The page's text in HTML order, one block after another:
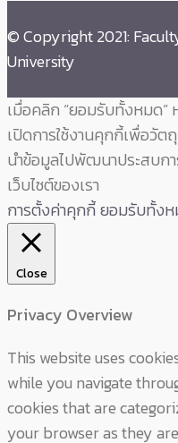
© Copyright 2021:
University
เมื่อคลิก “ยอมรับทั้งหมด”
เปิดการใช้งานคุกกี้เพื่อวัตถุ
นำข้อมูลไปพัฒนาประสบก
เว็บไซต์ของเรา
การตั้งค่าคุกกี้ยอมรับทั้ง
Close
Privacy Overview
This website uses
while you navigate
cookies that are
your browser as they